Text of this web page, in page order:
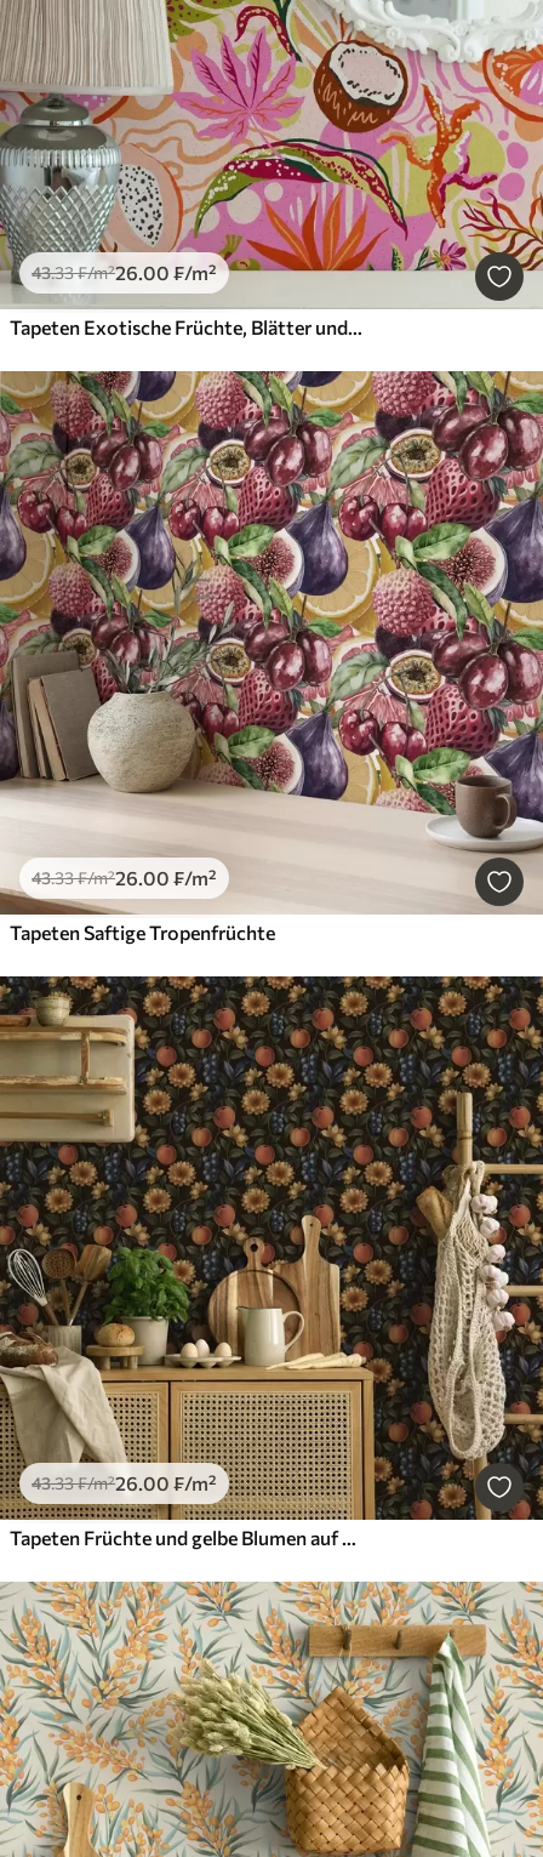
43.33₣/m²26.00 ₣/m²
Tapeten Exotische Früchte, Blätter und Chamäleons in einem tropischen Stil
43.33₣/m²26.00 ₣/m²
Tapeten Saftige Tropenfrüchte
43.33₣/m²26.00 ₣/m²
Tapeten Früchte und gelbe Blumen auf dunklem botanischem Hintergrund